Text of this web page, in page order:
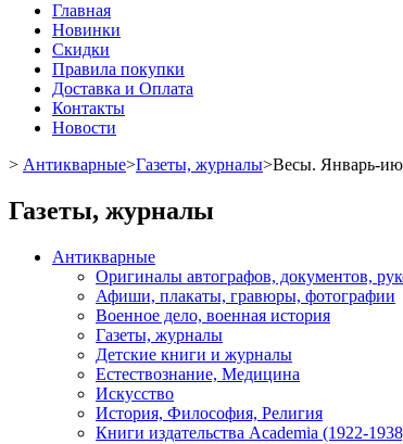
Главная
Новинки
Скидки
Правила покупки
Доставка и Оплата
Контакты
Новости
> Антикварные>Газеты, журналы>Весы. Январь-
Газеты, журналы
Антикварные
Оригиналы автографов, документов,
Афиши, плакаты, гравюры, фотографии
Военное дело, военная история
Газеты, журналы
Детские книги и журналы
Естествознание, Медицина
Искусство
История, Философия, Религия
Книги издательства Academia (1922-